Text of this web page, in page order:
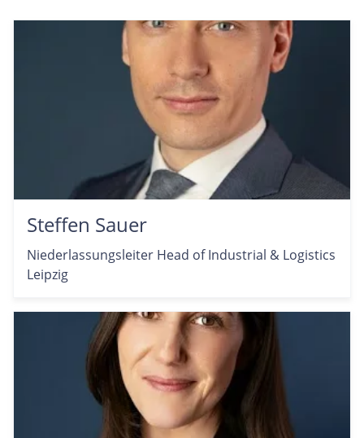
Steffen Sauer
Niederlassungsleiter Head of Industrial & Logistics
Leipzig